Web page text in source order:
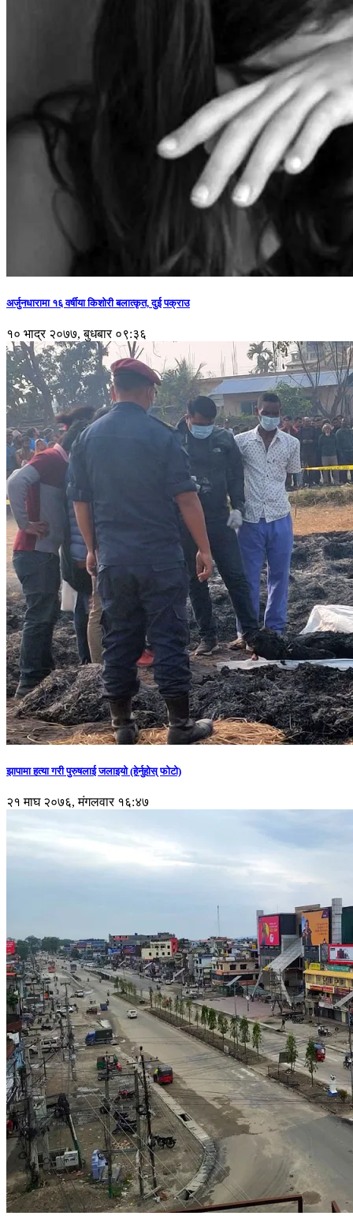
अर्जुनधारामा १६ वर्षीया किशोरी बलात्कृत, दुई पक्राउ
१० भाद्र २०७७, बुधबार ०९:३६
झापामा हत्या गरी पुरुषलाई जलाइयो (हेर्नुहाेस् फाेटाे)
२१ माघ २०७६, मंगलवार १६:४७